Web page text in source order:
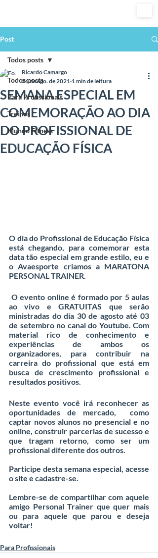
Post
Todos posts
Para Profissionais
Treinos
Mundo Fitness
Todos posts
SEMANA ESPECIAL EM
COMEMORAÇÃO AO DIA
DO PROFISSIONAL DE
EDUCAÇÃO FÍSICA
Ricardo Camargo
26 de ago. de 2021 1 min de leitura
O dia do Profissional de Educação Física
está chegando, para comemorar esta
data tão especial em grande estilo, eu e
o Avaesporte criamos a MARATONA
PERSONAL TRAINER.
ao vivo e GRATUITAS que serão
ministradas do dia 30 de agosto até 03
de setembro no canal do Youtube. Com
material rico de conhecimento e
experiências de ambos os
organizadores, para contribuir na
carreira do profissional que está em
busca de crescimento profissional e
resultados positivos.
Neste evento você irá reconhecer as
oportunidades de mercado,  como
captar novos alunos no presencial e no
online, construir parcerias de sucesso e
que tragam retorno, como ser um
profissional diferente dos outros.
Participe desta semana especial, acesse
o site e cadastre-se.
Lembre-se de compartilhar com aquele
amigo Personal Trainer que quer mais
ou para aquele que parou e deseja
voltar!
Para Profissionais